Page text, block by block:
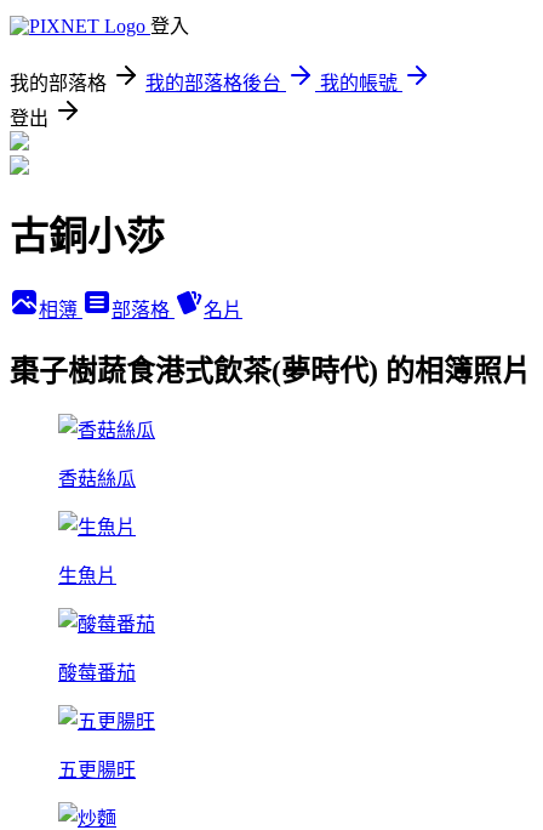
登入
我的部落格 我的部落格後台
我的帳號
登出
古銅小莎
相簿 部落格 名片
棗子樹蔬食港式飲茶(夢時代) 的相簿照片
香菇絲瓜
生魚片
酸莓番茄
五更腸旺